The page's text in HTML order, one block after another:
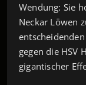
Wendung: Sie
Neckar Löwen
gegen die HSV
gigantischer